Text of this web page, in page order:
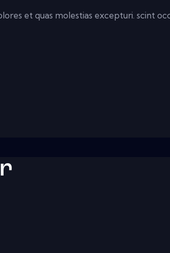
et quas molestias excepturi. scint